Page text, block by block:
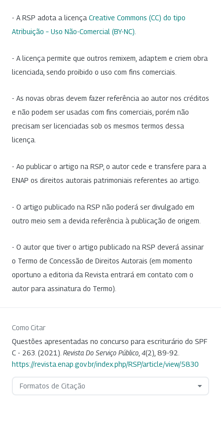
- A RSP adota a licença Creative Commons (CC) do tipo
Atribuição – Uso Não-Comercial (BY-NC)
- A licença permite que outros remixem, adaptem e criem obra
licenciada, sendo proibido o uso com fins comerciais.
- As novas obras devem fazer referência ao autor nos créditos
e não podem ser usadas com fins comerciais, porém não
precisam ser licenciadas sob os mesmos termos dessa
licença.
- Ao publicar o artigo na RSP, o autor cede e transfere para a
ENAP os direitos autorais patrimoniais referentes ao artigo.
- O artigo publicado na RSP não poderá ser divulgado em
outro meio sem a devida referência à publicação de origem.
- O autor que tiver o artigo publicado na RSP deverá assinar
o Termo de Concessão de Direitos Autorais (em momento
oportuno a editoria da Revista entrará em contato com o
autor para assinatura do Termo).
Como Citar
Questões apresentadas no concurso para escriturário do SPF
C - 263. (2021). Revista Do Serviço Público 4(2), 89-92.
https://revista.enap.gov.br/index.php/RSP/article/view/5830
Formatos de Citação